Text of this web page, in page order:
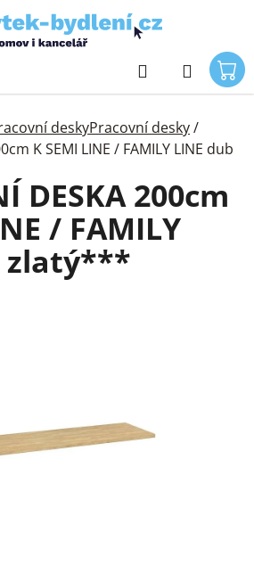
Hledat
deskyPracovní desky/
K SEMI LINE / FAMILY LINE dub
DESKA 200cm
/ FAMILY
zlatý***